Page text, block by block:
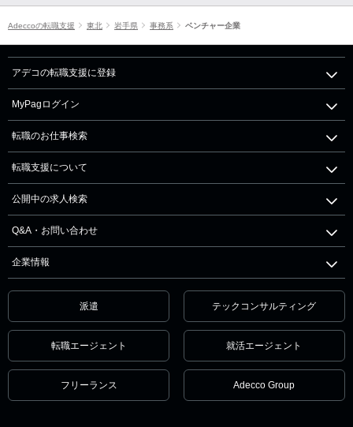
Adeccoの転職支援 東北 岩手県 事務系 ベンチャー企業
アデコの転職支援に登録
MyPagログイン
転職のお仕事検索
転職支援について
公開中の求人検索
Q&A・お問い合わせ
企業情報
派遣 テックコンサルティング
転職エージェント 就活エージェント
フリーランス Adecco Group